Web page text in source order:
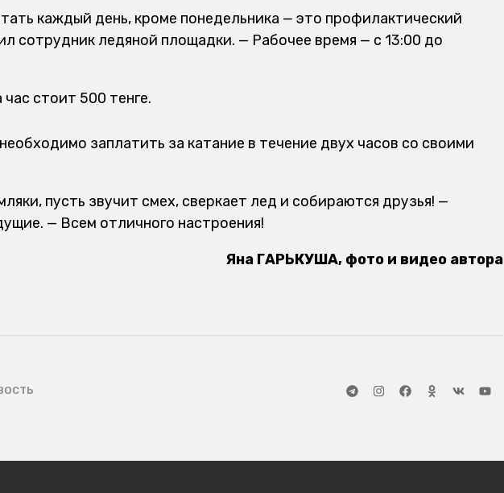
каждый день, кроме понедельника — это профилактический
сотрудник ледяной площадки. — Рабочее время — с 13:00 до
стоит 500 тенге.
заплатить за катание в течение двух часов со своими
пусть звучит смех, сверкает лед и собираются друзья! —
— Всем отличного настроения!
Яна ГАРЬКУША, фото и видео автора